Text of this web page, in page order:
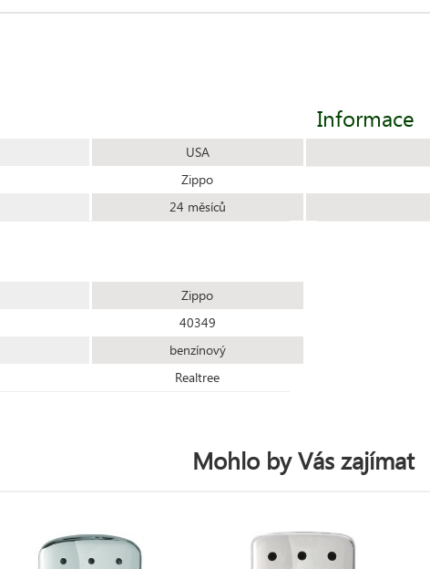
USA
Zippo
24 měsíců
Zippo
40349
benzínový
Realtree
Informace
Mohlo by Vás zajímat